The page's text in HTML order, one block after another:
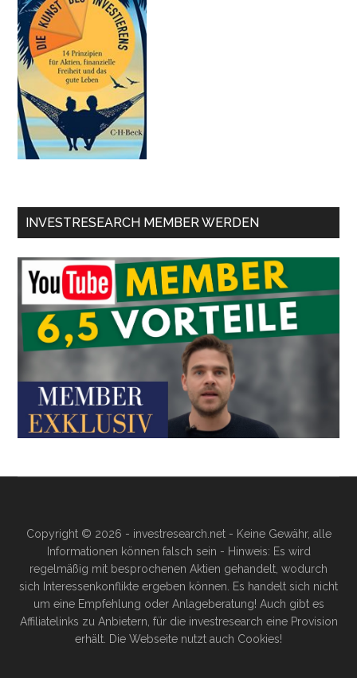
INVESTRESEARCH MEMBER WERDEN
Copyright © 2026 - investresearch.net - Keine Gewähr, alle
Informationen können falsch sein - Hinweis: Es wird
regelmäßig mit besprochenen Aktien gehandelt, wodurch
sich Interessenkonflikte ergeben können. Es handelt sich nicht
um eine Empfehlung oder Anlageberatung! Auch gibt es
Affiliatelinks zu Anbietern, für die investresearch eine Provision
erhält. Die Webseite nutzt auch Cookies!